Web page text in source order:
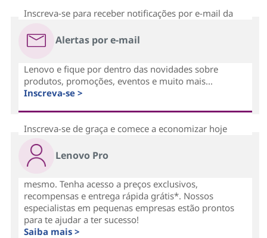
Alertas por e-mail
Inscreva-se para receber notificações por e-mail da
Lenovo e fique por dentro das novidades sobre
produtos, promoções, eventos e muito mais...
Inscreva-se >
Lenovo Pro
Inscreva-se de graça e comece a economizar hoje
mesmo. Tenha acesso a preços exclusivos,
recompensas e entrega rápida grátis*. Nossos
especialistas em pequenas empresas estão prontos
para te ajudar a ter sucesso!
Saiba mais >